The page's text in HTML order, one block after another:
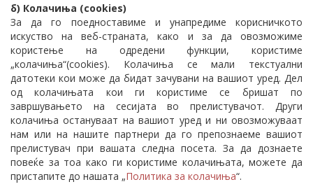
б) Колачиња (cookies)
За да го поедноставиме и унапредиме корисничкото
искуство на веб-страната, како и за да овозможиме
користење на одредени функции, користиме
„колачиња“(cookies). Колачиња се мали текстуални
датотеки кои може да бидат зачувани на вашиот уред. Дел
од колачињата кои ги користиме се бришат по
завршувањето на сесијата во прелистувачот. Други
колачиња остануваат на вашиот уред и ни овозможуваат
нам или на нашите партнери да го препознаеме вашиот
прелистувач при вашата следна посета. За да дознаете
повеќе за тоа како ги користиме колачињата, можете да
пристапите до нашата „Политика за колачиња“.